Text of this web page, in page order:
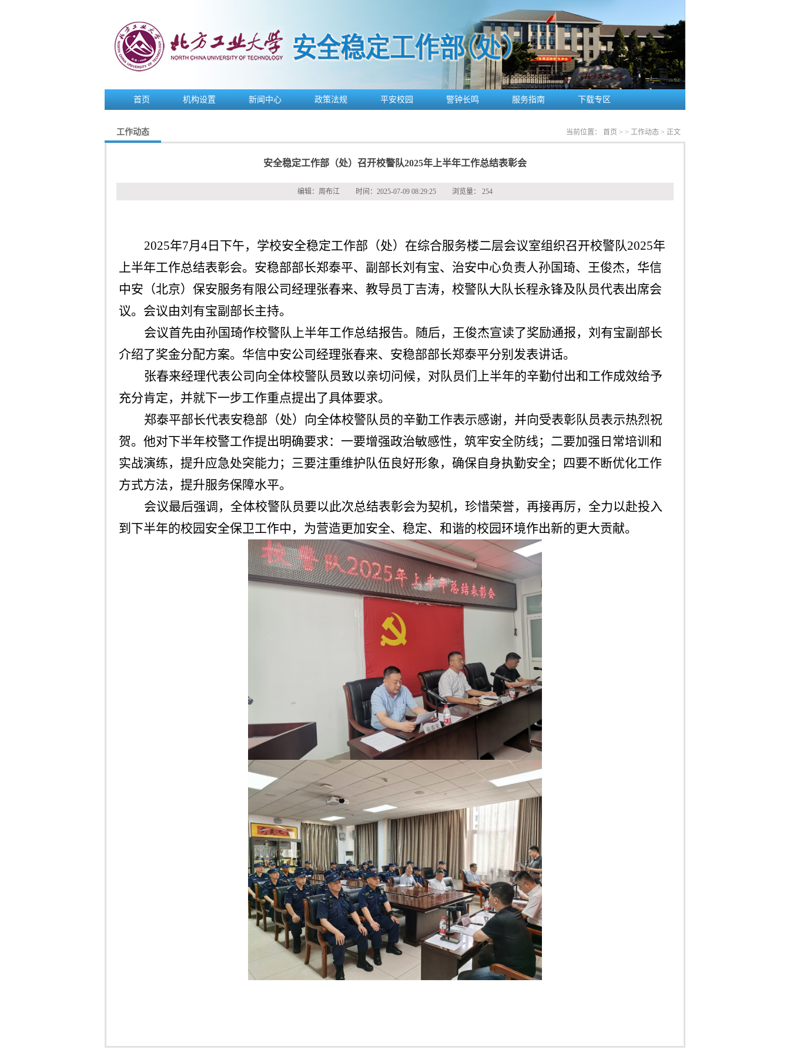
首页 机构设置 新闻中心 政策法规 平安校园 警钟长鸣 服务指南 下载专区
工作动态 当前位置： 首页 > > 工作动态 > 正文
安全稳定工作部（处）召开校警队2025年上半年工作总结表彰会
编辑： 周布江 时间： 2025-07-09 08:29:25 浏览量： 254
2025年7月 4 日下午，学校安全稳定工作部（处）在综合服务楼二层会议室组织召开校警队2025年
上半年工作总结表彰会。安稳部部长郑泰平、副部长刘有宝、治安中心负责人孙国琦、王俊杰，华信
中安（北京）保安服务有限公司经理张春来、教导员丁吉涛，校警队大队长程永锋及队员代表出席会
议。会议由刘有宝副部长主持。
会议首先由孙国琦作校警队上半年工作总结报告。随后，王俊杰宣读了奖励通报，刘有宝副部长
介绍了奖金分配方案。华信中安公司经理张春来、安稳部部长郑泰平分别发表讲话。
张春来经理代表公司向全体校警队员致以亲切问候，对队员们上半年的辛勤付出和工作成效给予
充分肯定，并就下一步工作重点提出了具体要求。
郑泰平部长代表安稳部（处）向全体校警队员的辛勤工作表示感谢，并向受表彰队员表示热烈祝
贺。他对下半年校警工作提出明确要求：一要增强政治敏感性，筑牢安全防线；二要加强日常培训和
实战演练，提升应急处突能力；三要注重维护队伍良好形象，确保自身执勤安全；四要不断优化工作
方式方法，提升服务保障水平。
会议最后强调，全体校警队员要以此次总结表彰会为契机，珍惜荣誉，再接再厉，全力以赴投入
到下半年的校园安全保卫工作中，为营造更加安全、稳定、和谐的校园环境作出新的更大贡献。